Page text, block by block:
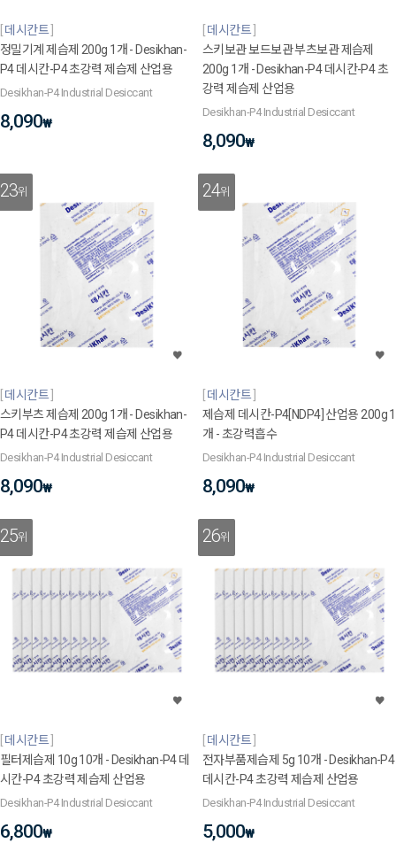
데시칸트
정밀기계 제습제 200g 1개 - Desikhan-
P4 데시칸-P4 초강력 제습제 산업용
Desikhan-P4 Industrial Desiccant
8,090₩
데시칸트
스키보관 보드보관 부츠보관 제습제
200g 1개 - Desikhan-P4 데시칸-P4 초
강력 제습제 산업용
Desikhan-P4 Industrial Desiccant
8,090₩
23위
데시칸트
스키부츠 제습제 200g 1개 - Desikhan-
P4 데시칸-P4 초강력 제습제 산업용
Desikhan-P4 Industrial Desiccant
8,090₩
24위
데시칸트
제습제 데시칸-P4[NDP4] 산업용 200g 1
개 - 초강력흡수
Desikhan-P4 Industrial Desiccant
8,090₩
25위
데시칸트
필터제습제 10g 10개 - Desikhan-P4 데
시칸-P4 초강력 제습제 산업용
Desikhan-P4 Industrial Desiccant
6,800₩
26위
데시칸트
전자부품제습제 5g 10개 - Desikhan-P4
데시칸-P4 초강력 제습제 산업용
Desikhan-P4 Industrial Desiccant
5,000₩